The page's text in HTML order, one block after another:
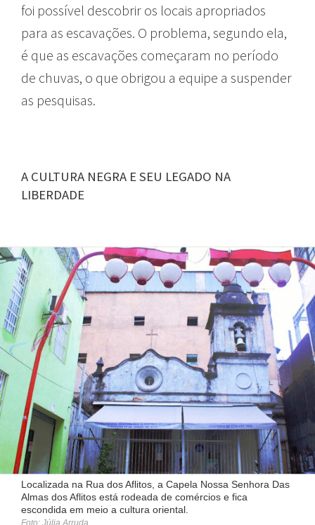
foi possível descobrir os locais apropriados
para as escavações. O problema, segundo ela,
é que as escavações começaram no período
de chuvas, o que obrigou a equipe a suspender
as pesquisas.
A CULTURA NEGRA E SEU LEGADO NA
LIBERDADE
Localizada na Rua dos Aflitos, a Capela Nossa Senhora Das
Almas dos Aflitos está rodeada de comércios e fica
escondida em meio a cultura oriental.
Foto: Júlia Arruda